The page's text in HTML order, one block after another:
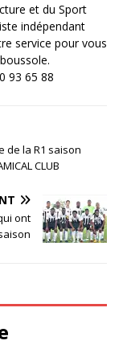
et du Sport
indépendant
service pour vous
93 65 88
de la R1 saison
CLUB
ont